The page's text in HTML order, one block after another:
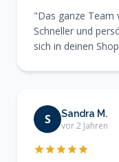
"Das ganze Team
Schneller und
sich in deinen
S Sandra M.
vor 2 Jahren